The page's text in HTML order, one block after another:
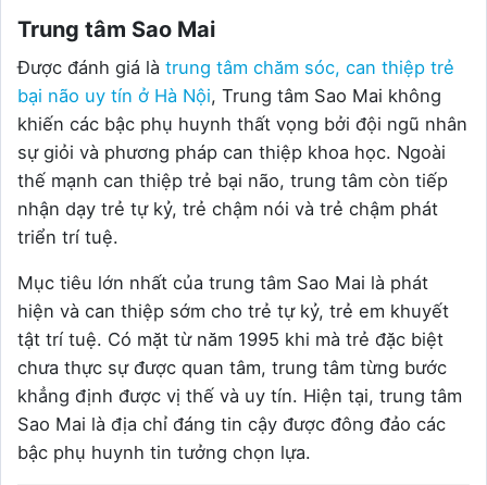
Trung tâm Sao Mai
Được đánh giá là trung tâm chăm sóc, can thiệp trẻ
bại não uy tín ở Hà Nội, Trung tâm Sao Mai không
khiến các bậc phụ huynh thất vọng bởi đội ngũ nhân
sự giỏi và phương pháp can thiệp khoa học. Ngoài
thế mạnh can thiệp trẻ bại não, trung tâm còn tiếp
nhận dạy trẻ tự kỷ, trẻ chậm nói và trẻ chậm phát
triển trí tuệ.
Mục tiêu lớn nhất của trung tâm Sao Mai là phát
hiện và can thiệp sớm cho trẻ tự kỷ, trẻ em khuyết
tật trí tuệ. Có mặt từ năm 1995 khi mà trẻ đặc biệt
chưa thực sự được quan tâm, trung tâm từng bước
khẳng định được vị thế và uy tín. Hiện tại, trung tâm
Sao Mai là địa chỉ đáng tin cậy được đông đảo các
bậc phụ huynh tin tưởng chọn lựa.